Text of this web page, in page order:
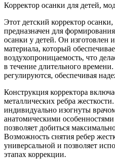
Корректор осанки для детей,
Этот детский корректор
предназначен для
осанки у детей. Он изготовлен
материала, который
воздухопроницаемость, что
в течение длительного
регулируются, обеспечивая
Конструкция корректора
металлических ребра
индивидуально изогнуты
анатомическими
позволяет добиться
Возможность снятия ребер
универсальной и позволяет
этапах коррекции.